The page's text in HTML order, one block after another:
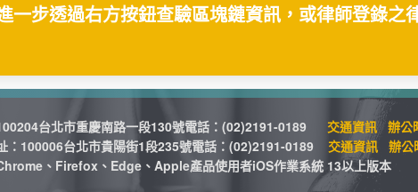
一步透過右方按鈕查驗區塊鏈資訊，或律師登錄之
台北市重慶南路一段130號電話：(02)2191-0189 交通資訊
辦公
：100006台北市貴陽街1段235號電話：(02)2191-0189
交通資訊
辦公
、Firefox、Edge、Apple產品使用者iOS作業系統 13以上版本